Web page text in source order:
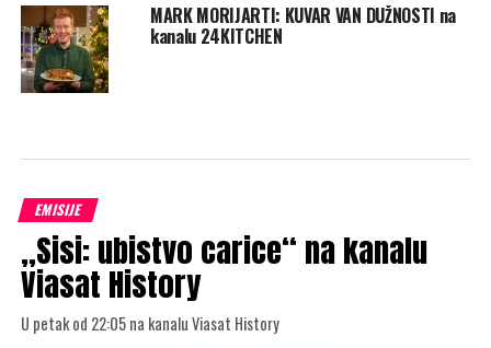
MARK MORIJARTI: KUVAR VAN DUŽNOSTI na
kanalu 24KITCHEN
EMISIJE
„Sisi: ubistvo carice“ na kanalu
Viasat History
U petak od 22:05 na kanalu Viasat History